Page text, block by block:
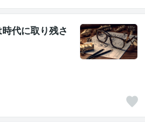
代に取り残さ